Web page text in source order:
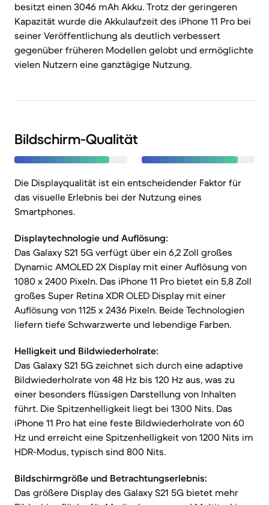
besitzt einen 3046 mAh Akku. Trotz der geringeren
Kapazität wurde die Akkulaufzeit des iPhone 11 Pro bei
seiner Veröffentlichung als deutlich verbessert
gegenüber früheren Modellen gelobt und ermöglichte
vielen Nutzern eine ganztägige Nutzung.
Bildschirm-Qualität
Die Displayqualität ist ein entscheidender Faktor für
das visuelle Erlebnis bei der Nutzung eines
Smartphones.
Displaytechnologie und Auflösung:
Das Galaxy S21 5G verfügt über ein 6,2 Zoll großes
Dynamic AMOLED 2X Display mit einer Auflösung von
1080 x 2400 Pixeln. Das iPhone 11 Pro bietet ein 5,8 Zoll
großes Super Retina XDR OLED Display mit einer
Auflösung von 1125 x 2436 Pixeln. Beide Technologien
liefern tiefe Schwarzwerte und lebendige Farben.
Helligkeit und Bildwiederholrate:
Das Galaxy S21 5G zeichnet sich durch eine adaptive
Bildwiederholrate von 48 Hz bis 120 Hz aus, was zu
einer besonders flüssigen Darstellung von Inhalten
führt. Die Spitzenhelligkeit liegt bei 1300 Nits. Das
iPhone 11 Pro hat eine feste Bildwiederholrate von 60
Hz und erreicht eine Spitzenhelligkeit von 1200 Nits im
HDR-Modus, typisch sind 800 Nits.
Bildschirmgröße und Betrachtungserlebnis:
Das größere Display des Galaxy S21 5G bietet mehr